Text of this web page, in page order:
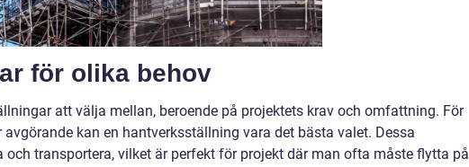
för olika behov
att välja mellan, beroende på projektets krav och omfattning. För
kan en hantverksställning vara det bästa valet. Dessa
transportera, vilket är perfekt för projekt där man ofta måste flytta på